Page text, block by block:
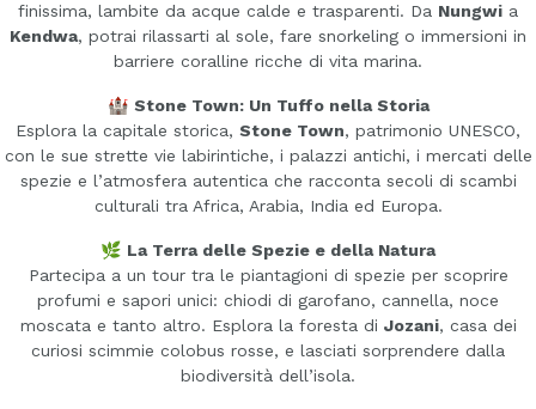
finissima, lambite da acque calde e trasparenti. Da Nungwi a
Kendwa, potrai rilassarti al sole, fare snorkeling o immersioni in
barriere coralline ricche di vita marina.
🏰 Stone Town: Un Tuffo nella Storia
Esplora la capitale storica, Stone Town, patrimonio UNESCO,
con le sue strette vie labirintiche, i palazzi antichi, i mercati delle
spezie e l’atmosfera autentica che racconta secoli di scambi
culturali tra Africa, Arabia, India ed Europa.
🌿 La Terra delle Spezie e della Natura
Partecipa a un tour tra le piantagioni di spezie per scoprire
profumi e sapori unici: chiodi di garofano, cannella, noce
moscata e tanto altro. Esplora la foresta di Jozani, casa dei
curiosi scimmie colobus rosse, e lasciati sorprendere dalla
biodiversità dell’isola.